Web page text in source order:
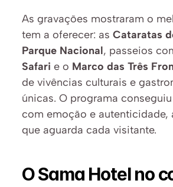
As gravações mostraram o
tem a oferecer: as Cataratas
Parque Nacional, passeios
Safari e o Marco das Três
de vivências culturais e
únicas. O programa
com emoção e autenticidade,
que aguarda cada visitante.
O Sama Hotel no